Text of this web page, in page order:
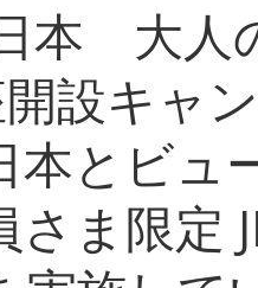
本 大人
設キャ
とビュ
さま限定